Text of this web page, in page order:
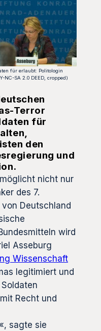
für erlaubt: Politologin
NC-SA 2.0 DEED, cropped)
Terror
für
den
und
nicht nur
des 7.
Deutschland
wird
Asseburg
Wissenschaft
legitimiert und
Recht und
sagte sie